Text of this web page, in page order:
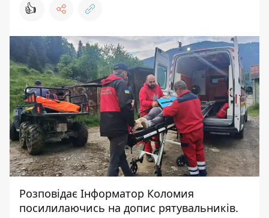
👍
Розповідає Інформатор Коломия
посилилаючись на допис рятувальників.